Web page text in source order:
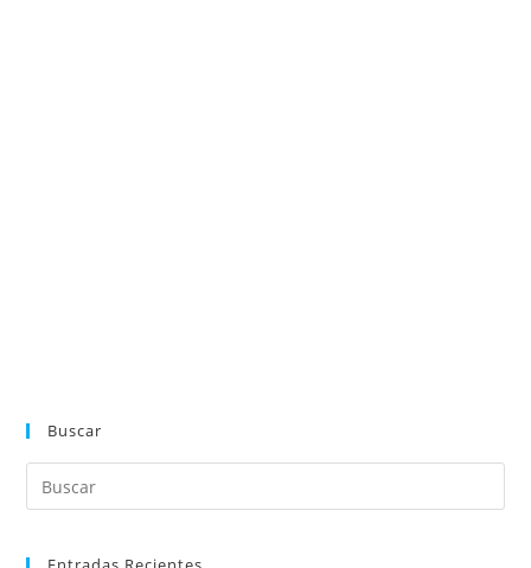
Buscar